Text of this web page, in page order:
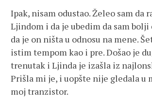
Ipak, nisam odustao. Želeo sam da
Ljindom i da je ubedim da sam bolji
da je on ništa u odnosu na mene.
istim tempom kao i pre. Došao je
trenutak i Ljinda je izašla iz
Prišla mi je, i uopšte nije gledala u
moj tranzistor.